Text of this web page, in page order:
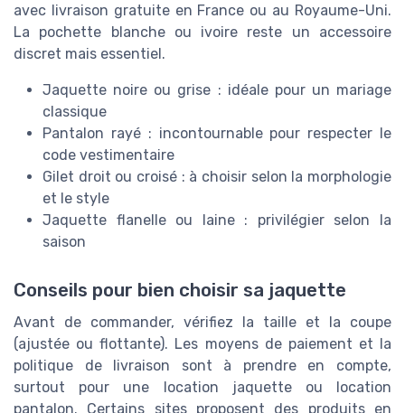
avec livraison gratuite en France ou au Royaume-Uni.
La pochette blanche ou ivoire reste un accessoire
discret mais essentiel.
Jaquette noire ou grise : idéale pour un mariage
classique
Pantalon rayé : incontournable pour respecter le
code vestimentaire
Gilet droit ou croisé : à choisir selon la morphologie
et le style
Jaquette flanelle ou laine : privilégier selon la
saison
Conseils pour bien choisir sa jaquette
Avant de commander, vérifiez la taille et la coupe
(ajustée ou flottante). Les moyens de paiement et la
politique de livraison sont à prendre en compte,
surtout pour une location jaquette ou location
pantalon. Certains sites proposent des produits en